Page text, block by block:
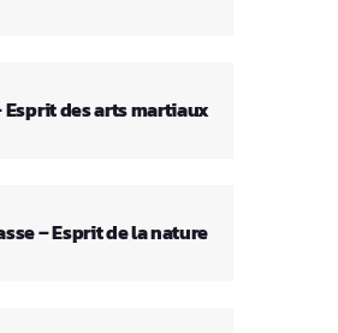
Esprit des arts martiaux
– Esprit de la nature